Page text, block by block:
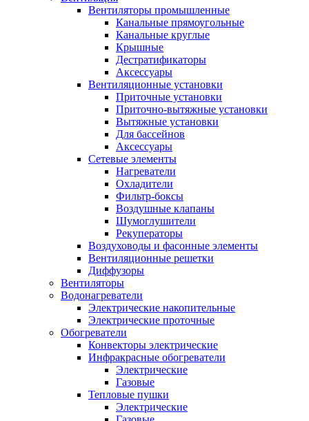
Вентиляторы промышленные
Канальные прямоугольные
Канальные круглые
Крышные
Дестратификаторы
Аксессуары
Вентиляционные установки
Приточные установки
Приточно-вытяжные установки
Вытяжные установки
Для бассейнов
Аксессуары
Сетевые элементы
Нагреватели
Охладители
Фильтр-боксы
Воздушные клапаны
Шумоглушители
Рекуператоры
Воздуховоды и фасонные элементы
Вентиляционные решетки
Диффузоры
Вентиляторы
Водонагреватели
Электрические накопительные
Электрические проточные
Обогреватели
Конвекторы электрические
Инфракрасные обогреватели
Электрические
Газовые
Тепловые пушки
Электрические